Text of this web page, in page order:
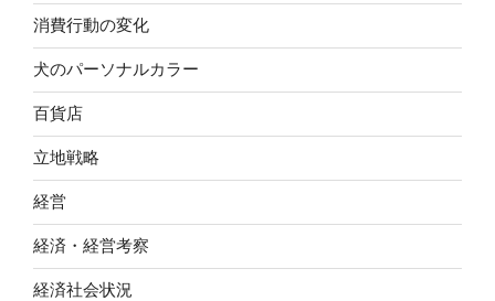
消費行動の変化
犬のパーソナルカラー
百貨店
立地戦略
経営
経済・経営考察
経済社会状況